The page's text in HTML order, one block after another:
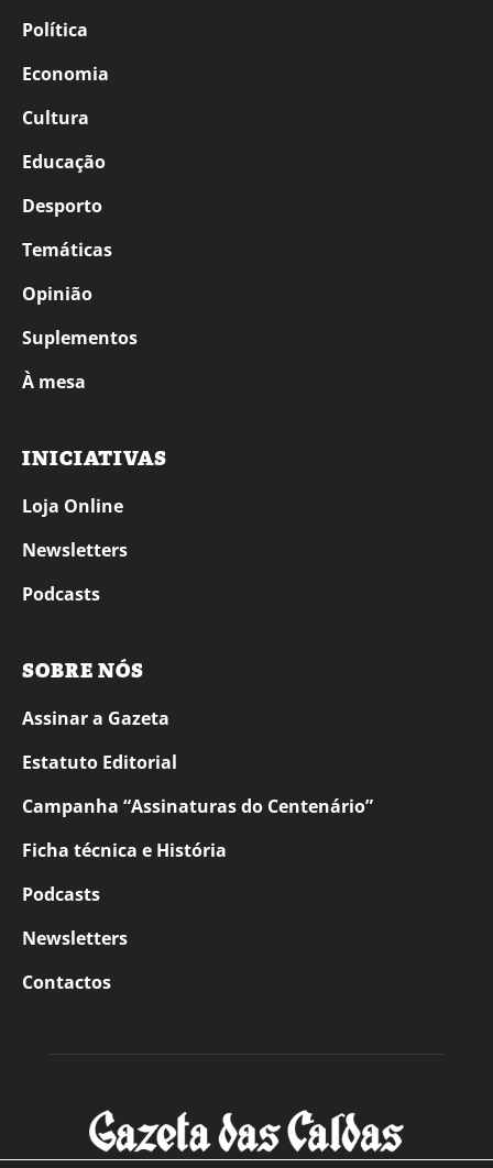
Política
Economia
Cultura
Educação
Desporto
Temáticas
Opinião
Suplementos
À mesa
INICIATIVAS
Loja Online
Newsletters
Podcasts
SOBRE NÓS
Assinar a Gazeta
Estatuto Editorial
Campanha “Assinaturas do Centenário”
Ficha técnica e História
Podcasts
Newsletters
Contactos